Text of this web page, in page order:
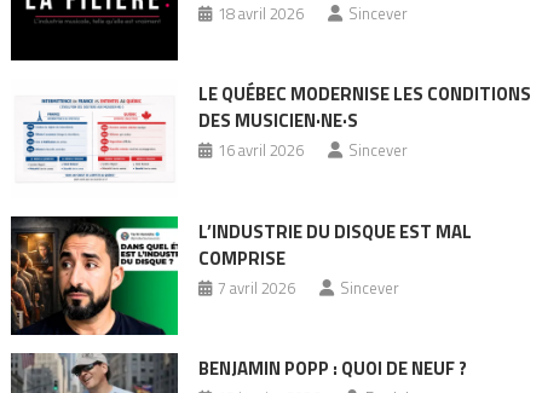
18 avril 2026 Sincever
LE QUÉBEC MODERNISE LES CONDITIONS
DES MUSICIEN·NE·S
16 avril 2026 Sincever
L’INDUSTRIE DU DISQUE EST MAL
COMPRISE
7 avril 2026 Sincever
BENJAMIN POPP : QUOI DE NEUF ?